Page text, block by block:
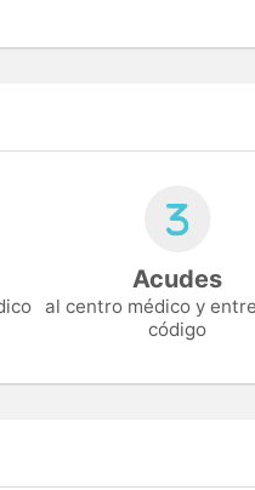
Acudes
al centro médico y
código